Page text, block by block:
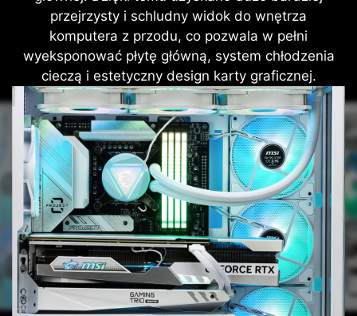
przejrzysty i schludny widok do wnętrza
komputera z przodu, co pozwala w pełni
wyeksponować płytę główną, system chłodzenia
cieczą i estetyczny design karty graficznej.